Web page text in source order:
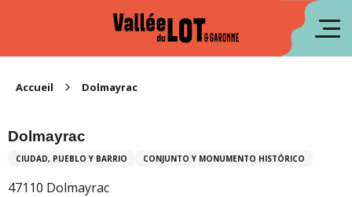
Accueil Dolmayrac
Dolmayrac
CIUDAD, PUEBLO Y BARRIO CONJUNTO Y MONUMENTO HISTÓRICO
47110 Dolmayrac